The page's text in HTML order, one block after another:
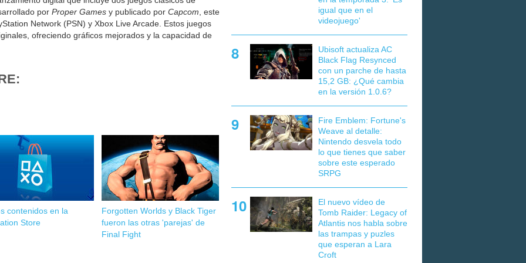
por Proper Games y publicado por Capcom , este
Network (PSN) y Xbox Live Arcade. Estos juegos
ofreciendo gráficos mejorados y la capacidad de
contenidos en la
Store
Forgotten Worlds y Black Tiger
fueron las otras 'parejas' de
Final Fight
igual que en el
videojuego'
Ubisoft actualiza AC
Black Flag Resynced
con un parche de hasta
15,2 GB: ¿Qué cambia
en la versión 1.0.6?
Fire Emblem: Fortune's
Weave al detalle:
Nintendo desvela todo
lo que tienes que saber
sobre este esperado
SRPG
El nuevo vídeo de
Tomb Raider: Legacy of
Atlantis nos habla sobre
las trampas y puzles
que esperan a Lara
Croft